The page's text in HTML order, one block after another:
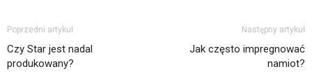
Poprzedni artykuł
Czy Star jest nadal
produkowany?
Następny artykuł
Jak często impregnować
namiot?